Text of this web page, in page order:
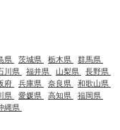
県 茨城県 栃木県
群馬県
川県 福井県 山梨県
長野県
府 兵庫県 奈良県
和歌山県
県 愛媛県 高知県
福岡県
縄県